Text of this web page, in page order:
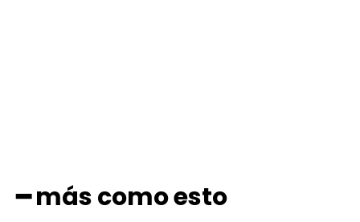
━ más como esto